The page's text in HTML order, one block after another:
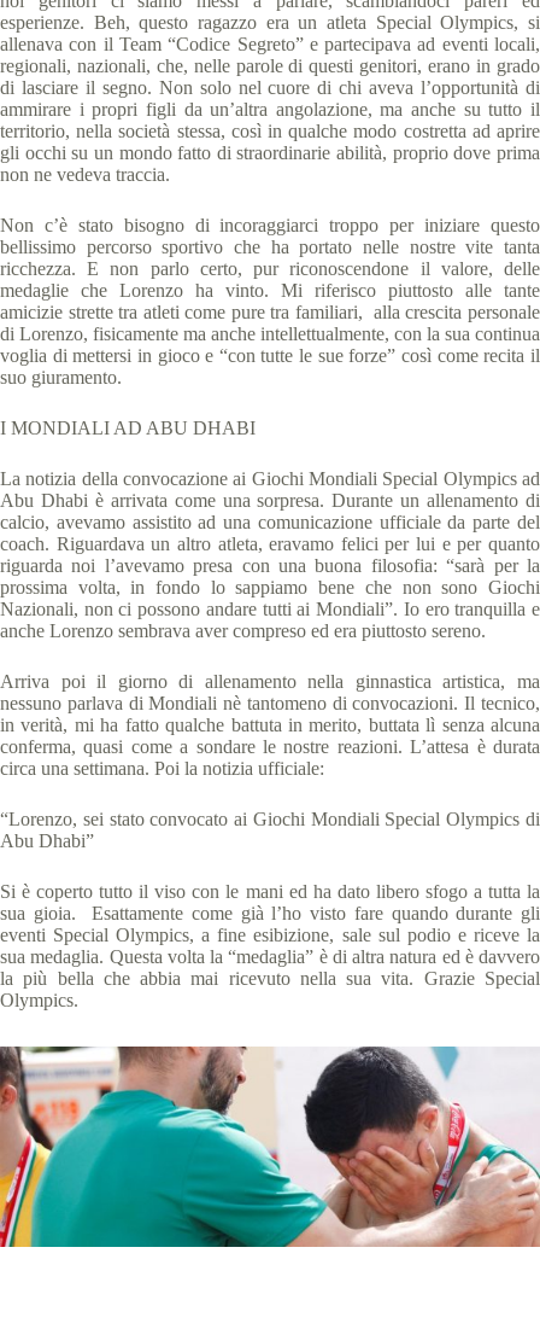
esperienze. Beh, questo ragazzo era un atleta Special Olympics, si
allenava con il Team “Codice Segreto” e partecipava ad eventi locali,
regionali, nazionali, che, nelle parole di questi genitori, erano in grado
di lasciare il segno. Non solo nel cuore di chi aveva l’opportunità di
ammirare i propri figli da un’altra angolazione, ma anche su tutto il
territorio, nella società stessa, così in qualche modo costretta ad aprire
gli occhi su un mondo fatto di straordinarie abilità, proprio dove prima
non ne vedeva traccia.
Non c’è stato bisogno di incoraggiarci troppo per iniziare questo
bellissimo percorso sportivo che ha portato nelle nostre vite tanta
ricchezza. E non parlo certo, pur riconoscendone il valore, delle
medaglie che Lorenzo ha vinto. Mi riferisco piuttosto alle tante
amicizie strette tra atleti come pure tra familiari, alla crescita personale
di Lorenzo, fisicamente ma anche intellettualmente, con la sua continua
voglia di mettersi in gioco e “con tutte le sue forze” così come recita il
suo giuramento.
I MONDIALI AD ABU DHABI
La notizia della convocazione ai Giochi Mondiali Special Olympics ad
Abu Dhabi è arrivata come una sorpresa. Durante un allenamento di
calcio, avevamo assistito ad una comunicazione ufficiale da parte del
coach. Riguardava un altro atleta, eravamo felici per lui e per quanto
riguarda noi l’avevamo presa con una buona filosofia: “sarà per la
prossima volta, in fondo lo sappiamo bene che non sono Giochi
Nazionali, non ci possono andare tutti ai Mondiali”. Io ero tranquilla e
anche Lorenzo sembrava aver compreso ed era piuttosto sereno.
Arriva poi il giorno di allenamento nella ginnastica artistica, ma
nessuno parlava di Mondiali nè tantomeno di convocazioni. Il tecnico,
in verità, mi ha fatto qualche battuta in merito, buttata lì senza alcuna
conferma, quasi come a sondare le nostre reazioni. L’attesa è durata
circa una settimana. Poi la notizia ufficiale:
“Lorenzo, sei stato convocato ai Giochi Mondiali Special Olympics di
Abu Dhabi”
Si è coperto tutto il viso con le mani ed ha dato libero sfogo a tutta la
sua gioia. Esattamente come già l’ho visto fare quando durante gli
eventi Special Olympics, a fine esibizione, sale sul podio e riceve la
sua medaglia. Questa volta la “medaglia” è di altra natura ed è davvero
la più bella che abbia mai ricevuto nella sua vita. Grazie Special
Olympics.